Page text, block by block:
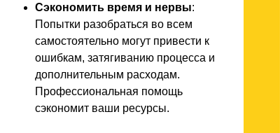
Сэкономить время и нервы:
Попытки разобраться во всем
самостоятельно могут привести к
ошибкам, затягиванию процесса и
дополнительным расходам.
Профессиональная помощь
сэкономит ваши ресурсы.